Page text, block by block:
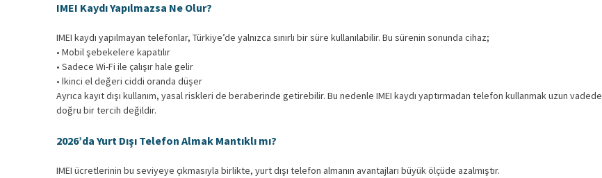
IMEI Kaydı Yapılmazsa Ne Olur?
IMEI kaydı yapılmayan telefonlar, Türkiye’de yalnızca sınırlı bir süre kullanılabilir. Bu sürenin sonunda cihaz;
• Mobil şebekelere kapatılır
• Sadece Wi-Fi ile çalışır hale gelir
• İkinci el değeri ciddi oranda düşer
Ayrıca kayıt dışı kullanım, yasal riskleri de beraberinde getirebilir. Bu nedenle IMEI kaydı yaptırmadan telefon kullanmak uzun vadede
doğru bir tercih değildir.
2026’da Yurt Dışı Telefon Almak Mantıklı mı?
IMEI ücretlerinin bu seviyeye çıkmasıyla birlikte, yurt dışı telefon almanın avantajları büyük ölçüde azalmıştır.